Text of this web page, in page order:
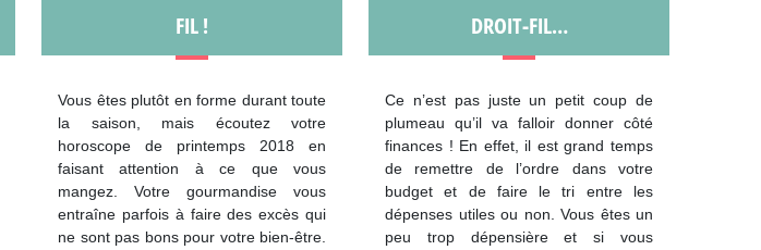
FIL !
Vous êtes plutôt en forme durant toute
la saison, mais écoutez votre
horoscope de printemps 2018 en
faisant attention à ce que vous
mangez. Votre gourmandise vous
entraîne parfois à faire des excès qui
ne sont pas bons pour votre bien-être.
DROIT-FIL…
Ce n’est pas juste un petit coup de
plumeau qu’il va falloir donner côté
finances ! En effet, il est grand temps
de remettre de l’ordre dans votre
budget et de faire le tri entre les
dépenses utiles ou non. Vous êtes un
peu trop dépensière et si vous